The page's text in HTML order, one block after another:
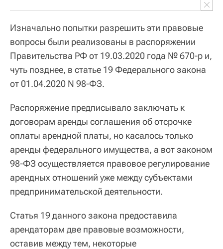
Изначально попытки разрешить эти правовые
вопросы были реализованы в распоряжении
Правительства РФ от 19.03.2020 года № 670-р и,
чуть позднее, в статье 19 Федерального закона
от 01.04.2020 N 98-ФЗ.
Распоряжение предписывало заключать к
договорам аренды соглашения об отсрочке
оплаты арендной платы, но касалось только
аренды федерального имущества, а вот законом
98-ФЗ осуществляется правовое регулирование
арендных отношений уже между субъектами
предпринимательской деятельности.
Статья 19 данного закона предоставила
арендаторам две правовые возможности,
оставив между тем, некоторые